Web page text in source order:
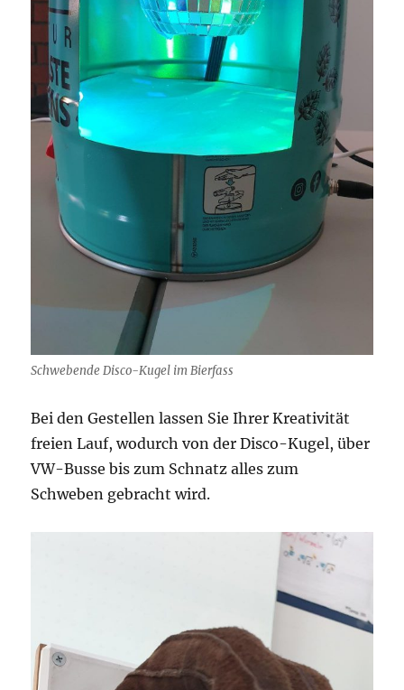
Schwebende Disco-Kugel im Bierfass
Bei den Gestellen lassen Sie Ihrer Kreativität
freien Lauf, wodurch von der Disco-Kugel, über
VW-Busse bis zum Schnatz alles zum
Schweben gebracht wird.